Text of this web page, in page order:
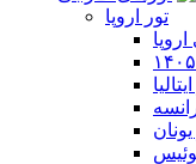
تور اروپا